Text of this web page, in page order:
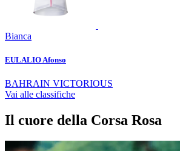
Bianca
EULALIO Afonso
BAHRAIN VICTORIOUS
Vai alle classifiche
Il cuore della Corsa Rosa